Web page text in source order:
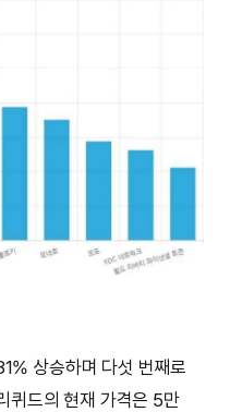
상승하며 다섯 번째로
퀴드의 현재 가격은 5만